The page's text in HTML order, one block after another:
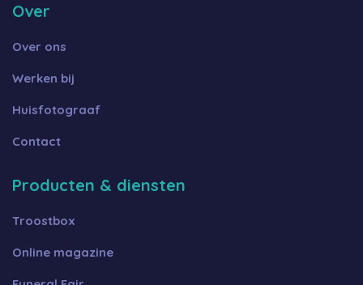
Over
Over ons
Werken bij
Huisfotograaf
Contact
Producten & diensten
Troostbox
Online magazine